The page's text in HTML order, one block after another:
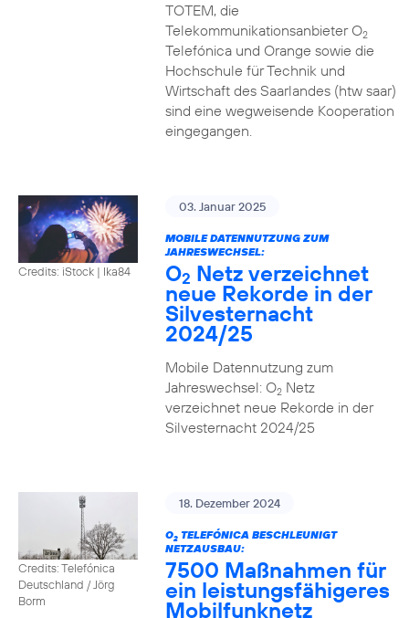
TOTEM, die
Telekommunikationsanbieter O2
Telefónica und Orange sowie die
Hochschule für Technik und
Wirtschaft des Saarlandes (htw saar)
sind eine wegweisende Kooperation
eingegangen.
Credits: iStock | Ika84
03. Januar 2025
MOBILE DATENNUTZUNG ZUM
JAHRESWECHSEL:
O2 Netz verzeichnet
neue Rekorde in der
Silvesternacht
2024/25
Mobile Datennutzung zum
Jahreswechsel: O2Netz
verzeichnet neue Rekorde in der
Silvesternacht 2024/25
Credits: Telefónica
Deutschland / Jörg
Borm
18. Dezember 2024
O2TELEFÓNICA BESCHLEUNIGT
NETZAUSBAU:
7500 Maßnahmen für
ein leistungsfähigeres
Mobilfunknetz